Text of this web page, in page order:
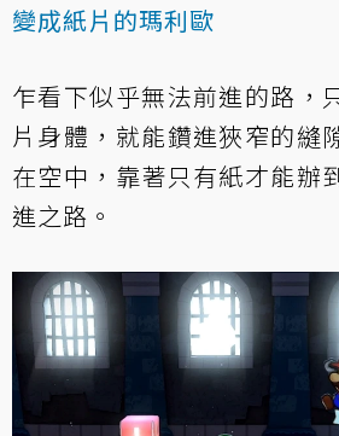
變成紙片的瑪利歐
乍看下似乎無法前進的路，
片身體，就能鑽進狹窄的縫
在空中，靠著只有紙才能辦
進之路。